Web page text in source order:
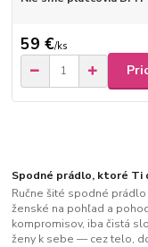
59 €/ks
Spodné prádlo, ktoré Ti
Ručne šité spodné prádlo
ženské na pohľad a
kompromisov, iba čistá
ženy k sebe — cez telo,